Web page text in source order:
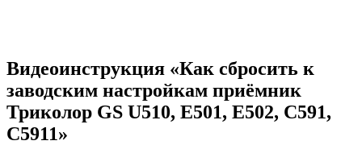
Видеоинструкция «Как сбросить к
заводским настройкам приёмник
Триколор GS U510, E501, E502, С591,
С5911»